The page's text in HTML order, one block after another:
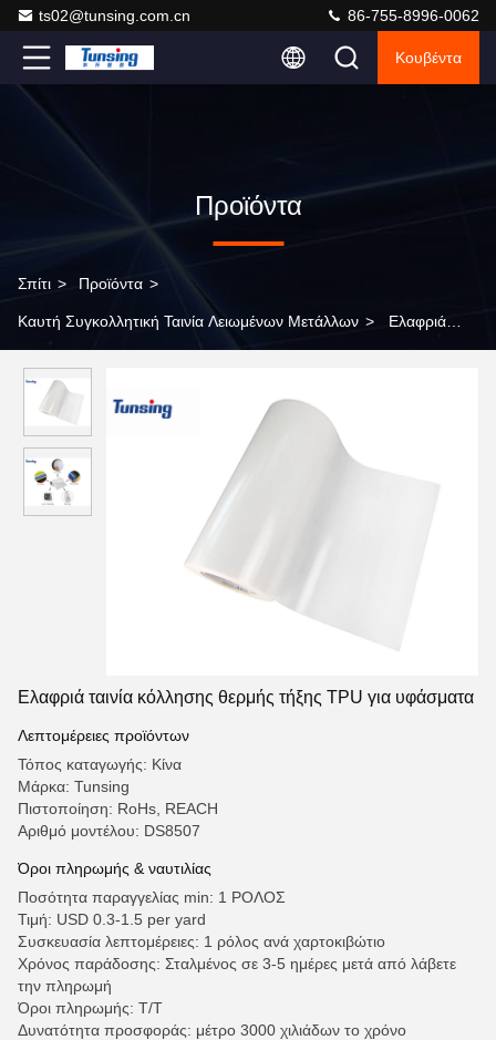
ts02@tunsing.com.cn 86-755-8996-0062
Κουβέντα
Προϊόντα
Σπίτι > Προϊόντα >
Καυτή Συγκολλητική Ταινία Λειωμένων Μετάλλων > Ελαφριά
Ελαφριά ταινία κόλλησης θερμής τήξης TPU για υφάσματα
Λεπτομέρειες προϊόντων
Τόπος καταγωγής: Κίνα
Μάρκα: Tunsing
Πιστοποίηση: RoHs, REACH
Αριθμό μοντέλου: DS8507
Όροι πληρωμής & ναυτιλίας
Ποσότητα παραγγελίας min: 1 ΡΟΛΟΣ
Τιμή: USD 0.3-1.5 per yard
Συσκευασία λεπτομέρειες: 1 ρόλος ανά χαρτοκιβώτιο
Χρόνος παράδοσης: Σταλμένος σε 3-5 ημέρες μετά από λάβετε
την πληρωμή
Όροι πληρωμής: T/T
Δυνατότητα προσφοράς: μέτρο 3000 χιλιάδων το χρόνο